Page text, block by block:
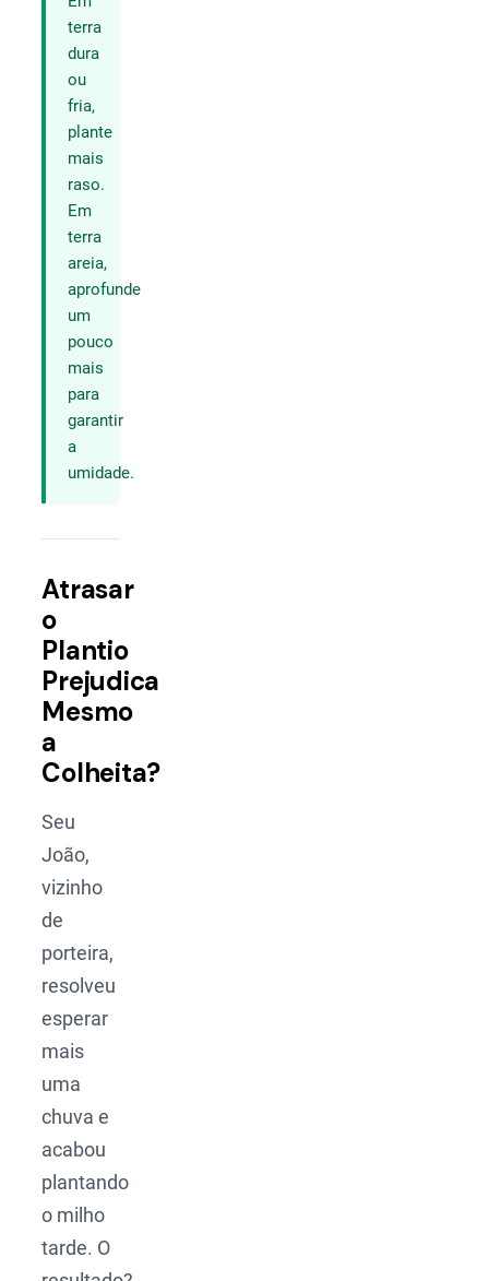
terra
dura
ou
fria,
plante
mais
raso.
Em
terra
areia,
aprofunde
um
pouco
mais
para
garantir
a
umidade.
Atrasar
o
Plantio
Prejudica
Mesmo
a
Colheita?
Seu
João,
vizinho
de
porteira,
resolveu
esperar
mais
uma
chuva e
acabou
plantando
o milho
tarde. O